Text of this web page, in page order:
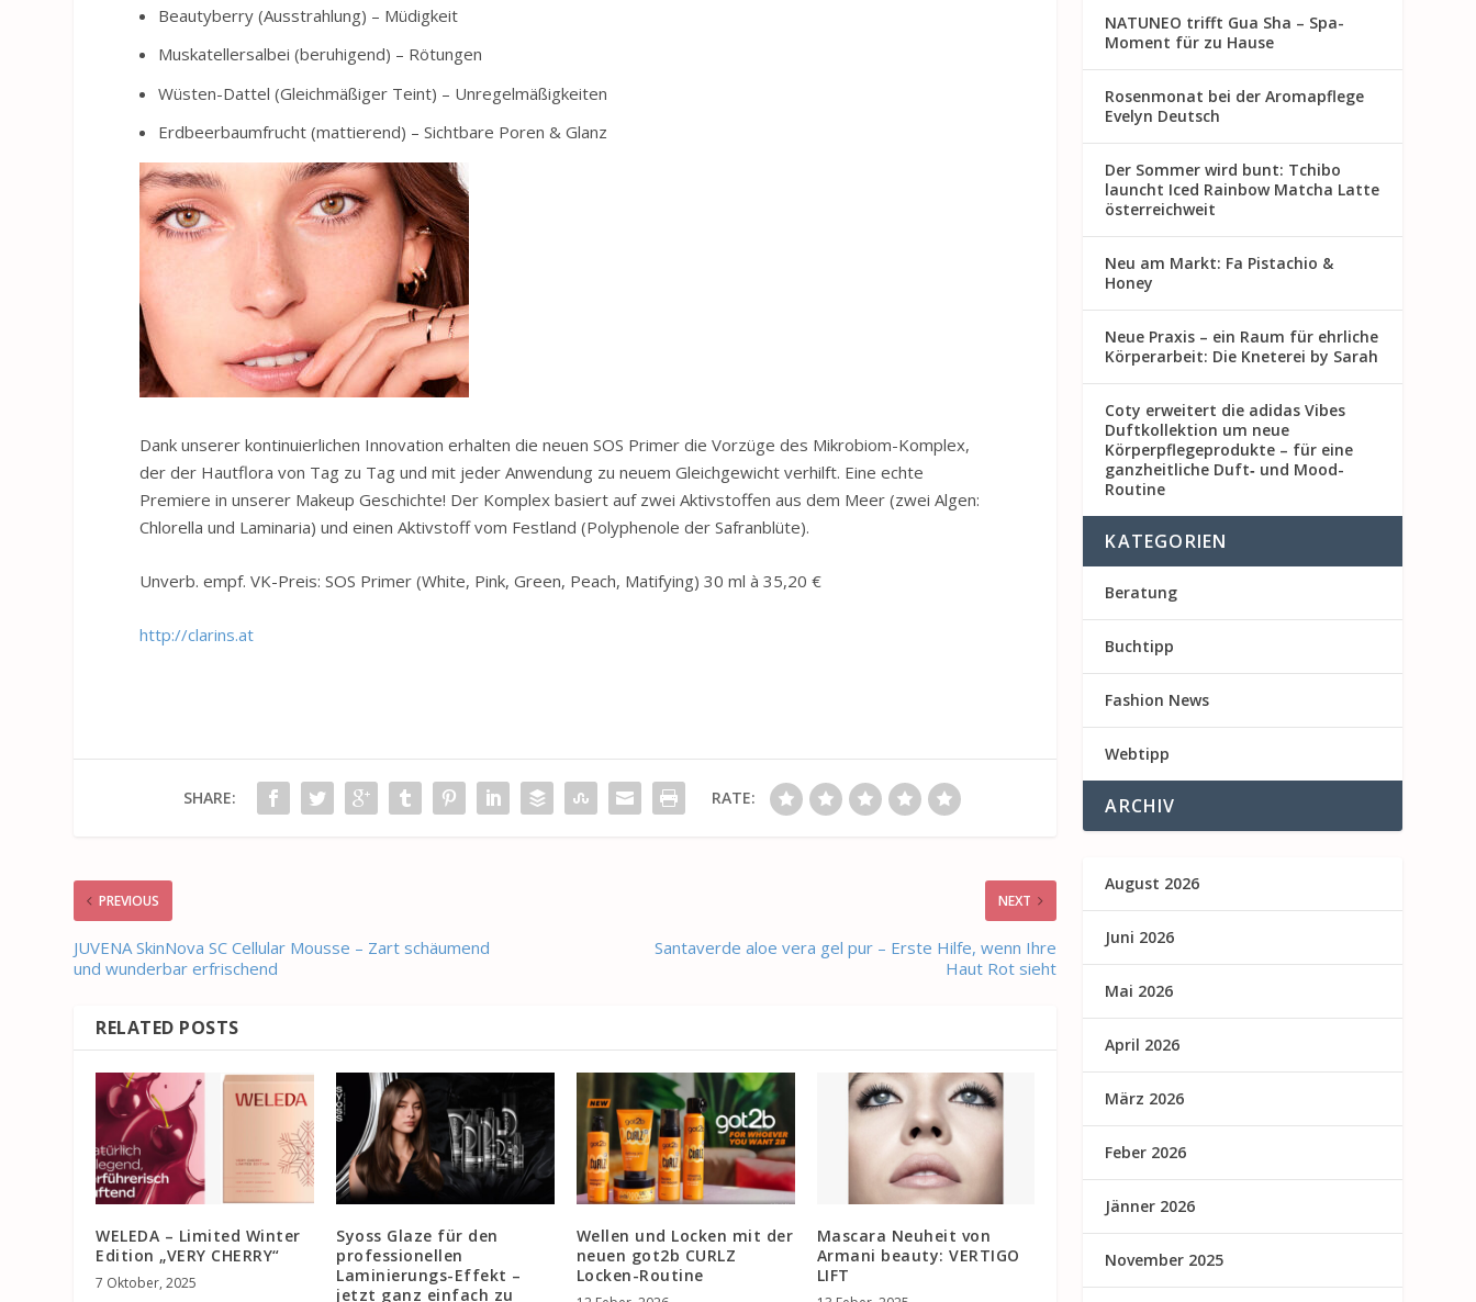
Beautyberry (Ausstrahlung) – Müdigkeit
Muskatellersalbei (beruhigend) – Rötungen
Wüsten-Dattel (Gleichmäßiger Teint) – Unregelmäßigkeiten
Erdbeerbaumfrucht (mattierend) – Sichtbare Poren & Glanz
Dank unserer kontinuierlichen Innovation erhalten die neuen SOS Primer die Vorzüge des Mikrobiom-Komplex,
der der Hautflora von Tag zu Tag und mit jeder Anwendung zu neuem Gleichgewicht verhilft. Eine echte
Premiere in unserer Makeup Geschichte! Der Komplex basiert auf zwei Aktivstoffen aus dem Meer (zwei Algen:
Chlorella und Laminaria) und einen Aktivstoff vom Festland (Polyphenole der Safranblüte).
Unverb. empf. VK-Preis: SOS Primer (White, Pink, Green, Peach, Matifying) 30 ml à 35,20 €
http://clarins.at
SHARE: RATE:
PREVIOUS
JUVENA SkinNova SC Cellular Mousse – Zart schäumend
und wunderbar erfrischend
NEXT
Santaverde aloe vera gel pur – Erste Hilfe, wenn Ihre
Haut Rot sieht
RELATED POSTS
WELEDA – Limited Winter
Edition „VERY CHERRY“
7 Oktober, 2025
Syoss Glaze für den
professionellen
Laminierungs-Effekt –
jetzt ganz einfach zu
Wellen und Locken mit der
neuen got2b CURLZ
Locken-Routine
Mascara Neuheit von
Armani beauty: VERTIGO
LIFT
NATUNEO trifft Gua Sha – Spa-
Moment für zu Hause
Rosenmon at bei der Aromapflege
Evelyn Deutsch
Der Sommer wird bunt: Tchibo
launcht Iced Rainbow Matcha Latte
österreichweit
Neu am Markt: Fa Pistachio &
Honey
Neue Praxis – ein Raum für ehrliche
Körperarbeit: Die Kneterei by Sarah
Coty erweitert die adidas Vibes
Duftkollektion um neue
Körperpflegeprodukte – für eine
ganzheitliche Duft‑ und Mood-
Routine
KATEGORIEN
Beratung
Buchtipp
Fashion News
Webtipp
ARCHIV
August 2026
Juni 2026
Mai 2026
April 2026
März 2026
Feber 2026
Jänner 2026
November 2025